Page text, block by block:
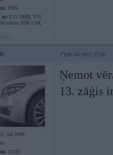
1305
ar: F11 530D, F31
cabrio 328i ///M,
03. Oct 2017, 22:00
Jul 2009
12185
Ņemot
13. zāģis